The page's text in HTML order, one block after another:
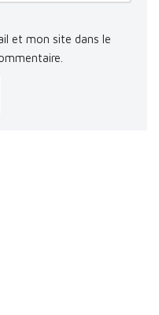
et mon site dans le